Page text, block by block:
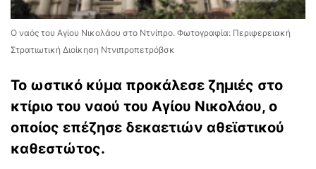
Ο ναός του Αγίου Νικολάου στο Ντνίπρο. Φωτογραφία: Περιφερειακή
Στρατιωτική Διοίκηση Ντνιπροπετρόβσκ
Το ωστικό κύμα προκάλεσε ζημιές στο
κτίριο του ναού του Αγίου Νικολάου, ο
οποίος επέζησε δεκαετιών αθεϊστικού
καθεστώτος.